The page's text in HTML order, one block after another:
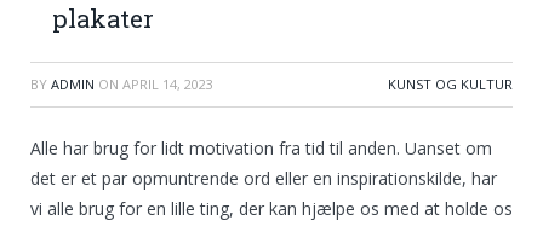
plakater
BY ADMIN ON APRIL 14, 2023 KUNST OG KULTUR
Alle har brug for lidt motivation fra tid til anden. Uanset om
det er et par opmuntrende ord eller en inspirationskilde, har
vi alle brug for en lille ting, der kan hjælpe os med at holde os